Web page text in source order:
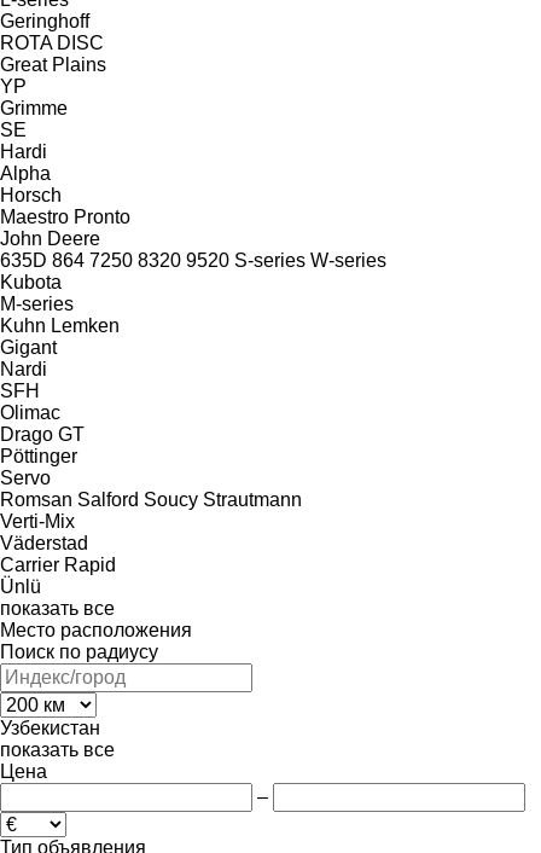
Geringhoff
ROTA DISC
Great Plains
YP
Grimme
SE
Hardi
Alpha
Horsch
Maestro Pronto
John Deere
635D 864 7250 8320 9520 S-series W-series
Kubota
M-series
Kuhn Lemken
Gigant
Nardi
SFH
Olimac
Drago GT
Pöttinger
Servo
Romsan Salford Soucy Strautmann
Verti-Mix
Väderstad
Carrier Rapid
Ünlü
показать все
Место расположения
Поиск по радиусу
Узбекистан
показать все
Цена
–
Тип объявления